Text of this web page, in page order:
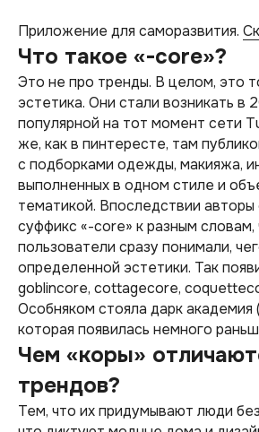
Приложение для саморазвития.
Что такое «-core»?
Это не про тренды. В целом, это
эстетика. Они стали возникать в
популярной на тот момент сети
же, как в пинтересте, там
с подборками одежды, макияжа,
выполненных в одном стиле и
тематикой. Впоследствии авторы
суффикс «-core» к разным словам,
пользователи сразу понимали,
определенной эстетики. Так
goblincore, cottagecore,
Особняком стояла дарк академия
которая появилась немного
Чем «коры»
трендов?
Тем, что их придумывают люди